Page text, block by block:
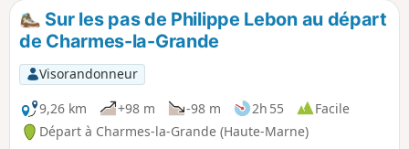
Sur les pas de Philippe Lebon au départ
de Charmes-la-Grande
Visorandonneur
9,26 km
+98 m -98 m 2h 55
Facile
Départ à Charmes-la-Grande (Haute-Marne)